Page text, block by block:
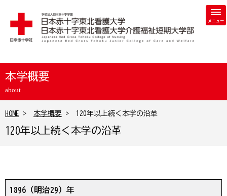
学校法人 日本赤十字学園 日本赤十字東北看護大学・日本赤
本学概要
about
HOME > 本学概要 > 120年以上続く本学の沿革
120年以上続く本学の沿革
1896（明治29）年